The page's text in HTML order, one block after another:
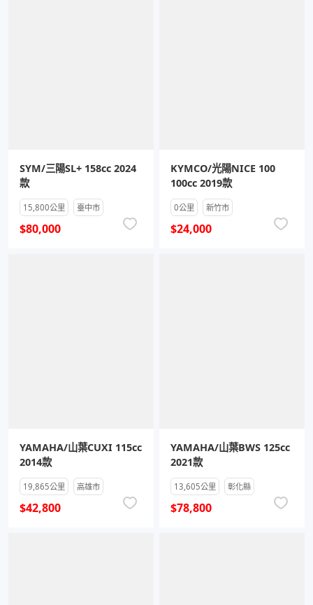
SYM/三陽SL+ 158cc 2024
款
15,800公里 臺中市
$80,000
KYMCO/光陽NICE 100
100cc 2019款
0公里 新竹市
$24,000
YAMAHA/山葉CUXI 115cc
2014款
19,865公里 高雄市
$42,800
YAMAHA/山葉BWS 125cc
2021款
13,605公里 彰化縣
$78,800